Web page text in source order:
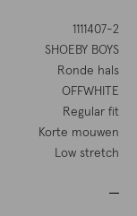
1111407-2
SHOEBY BOYS
Ronde hals
OFFWHITE
Regular fit
Korte mouwen
Low stretch